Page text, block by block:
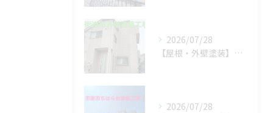
2026/07/28
【屋根・外壁塗装】工事着工しました❗️
2026/07/28